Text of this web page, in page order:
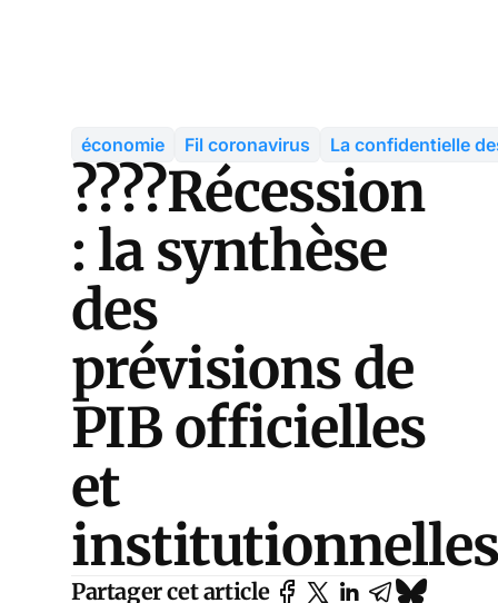
économie Fil coronavirus La confidentielle
????Récession
: la synthèse
des
prévisions de
PIB officielles
et
Partager cet article